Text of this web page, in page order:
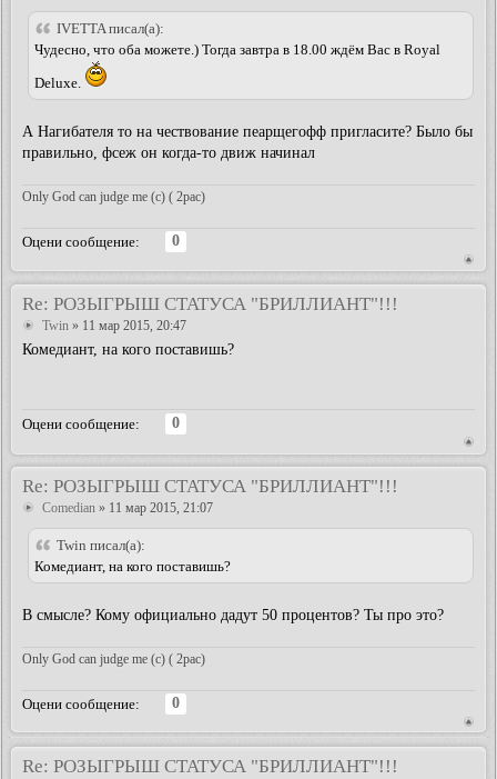
IVETTA писал(а):
Чудесно, что оба можете.) Тогда завтра в 18.00 ждём Вас в Royal
Deluxe.
А Нагибателя то на чествование пеарщегофф пригласите? Было бы
правильно, фсеж он когда-то движ начинал
Only God can judge me (c) ( 2pac)
Оцени сообщение:
0
Re: РОЗЫГРЫШ СТАТУСА "БРИЛЛИАНТ"!!!
Twin » 11 мар 2015, 20:47
Комедиант, на кого поставишь?
Оцени сообщение:
0
Re: РОЗЫГРЫШ СТАТУСА "БРИЛЛИАНТ"!!!
Comedian » 11 мар 2015, 21:07
Twin писал(а):
Комедиант, на кого поставишь?
В смысле? Кому официально дадут 50 процентов? Ты про это?
Only God can judge me (c) ( 2pac)
Оцени сообщение:
0
Re: РОЗЫГРЫШ СТАТУСА "БРИЛЛИАНТ"!!!